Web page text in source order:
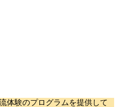
体験のプログラムを提供して